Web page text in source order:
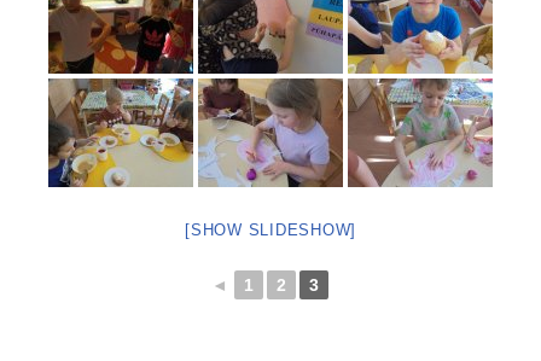
[SHOW SLIDESHOW]
◄ 1 2 3